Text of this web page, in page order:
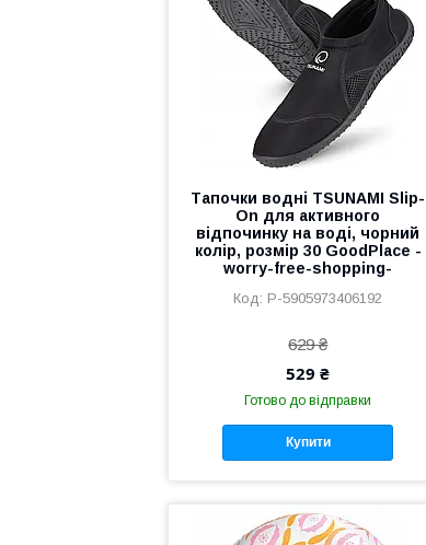
Тапочки водні TSUNAMI Slip-
On для активного
відпочинку на воді, чорний
колір, розмір 30 GoodPlace -
worry-free-shopping-
P-5905973406192
629 ₴
529 ₴
Готово до відправки
Купити